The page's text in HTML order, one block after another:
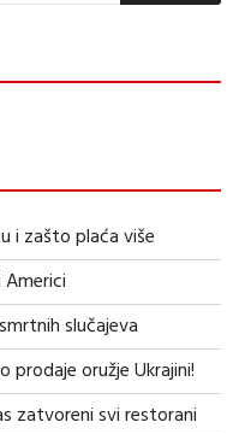
i zašto plaća više
slučajeva
prodaje oružje Ukrajini!
zatvoreni svi restorani